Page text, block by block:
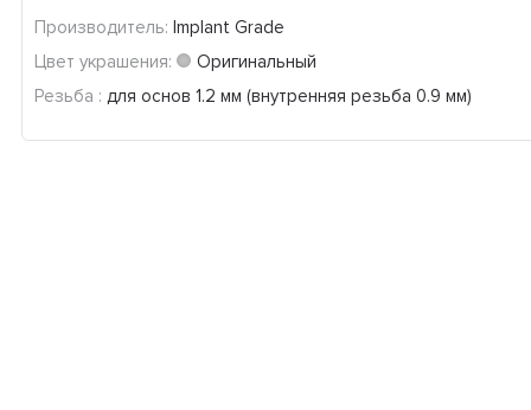
Производитель:Implant Grade
Цвет украшения:
Оригинальный
Резьба :для основ 1.2 мм (внутренняя резьба 0.9 мм)